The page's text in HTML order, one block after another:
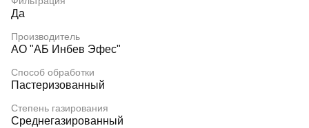
Да
Производитель
АО "АБ Инбев Эфес"
Способ обработки
Пастеризованный
Степень газирования
Среднегазированный